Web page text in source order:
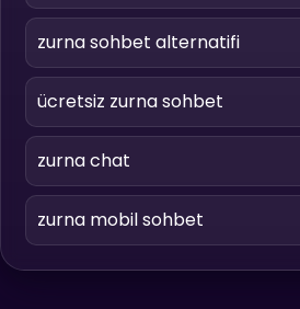
zurna sohbet alternatifi
ücretsiz zurna sohbet
zurna chat
zurna mobil sohbet